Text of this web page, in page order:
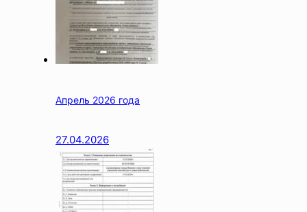
Апрель 2026 года
27.04.2026